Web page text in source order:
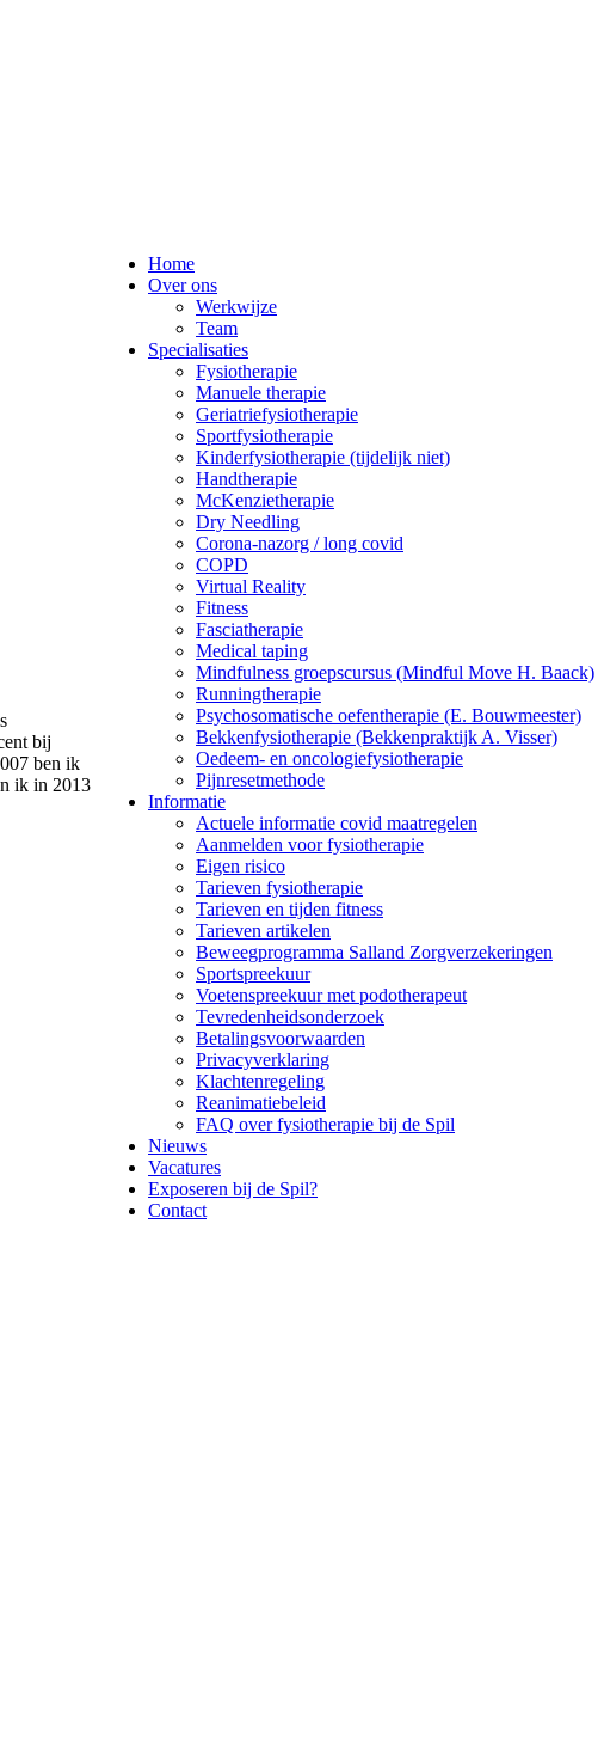
Home
Over ons
Werkwijze
Team
Specialisaties
Fysiotherapie
Manuele therapie
Geriatriefysiotherapie
Sportfysiotherapie
Kinderfysiotherapie (tijdelijk niet)
Handtherapie
McKenzietherapie
Dry Needling
Corona-nazorg / long covid
COPD
Virtual Reality
Fitness
Fasciatherapie
Medical taping
Mindfulness groepscursus (Mindful Move H. Baack)
Runningtherapie
Psychosomatische oefentherapie (E. Bouwmeester)
Bekkenfysiotherapie (Bekkenpraktijk A. Visser)
Oedeem- en oncologiefysiotherapie
Pijnresetmethode
Informatie
Actuele informatie covid maatregelen
Aanmelden voor fysiotherapie
Eigen risico
Tarieven fysiotherapie
Tarieven en tijden fitness
Tarieven artikelen
Beweegprogramma Salland Zorgverzekeringen
Sportspreekuur
Voetenspreekuur met podotherapeut
Tevredenheidsonderzoek
Betalingsvoorwaarden
Privacyverklaring
Klachtenregeling
Reanimatiebeleid
FAQ over fysiotherapie bij de Spil
Nieuws
Vacatures
Exposeren bij de Spil?
Contact
bij
ben ik
ik in 2013